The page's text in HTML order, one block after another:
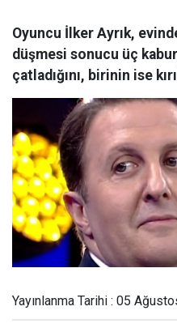
Oyuncu İlker Ayrık,
düşmesi sonucu üç
çatladığını, birinin ise
Yayınlanma Tarihi : 05